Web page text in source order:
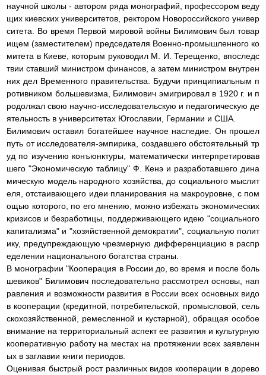
научной школы - автором ряда монографий, профессором веду
щих киевских университетов, ректором Новороссийского универ
ситета. Во время Первой мировой войны Билимович был товар
ищем (заместителем) председателя Военно-промышленного ко
митета в Киеве, которым руководил М. И. Терещенко, впоследс
твии ставший министром финансов, а затем министром внутрен
них дел Временного правительства. Будучи принципиальным п
ротивником большевизма, Билимович эмигрировал в 1920 г. и п
родолжал свою научно-исследовательскую и педагогическую де
ятельность в университетах Югославии, Германии и США.
Билимович оставил богатейшее научное наследие. Он прошел
путь от исследователя-эмпирика, создавшего обстоятельный тр
уд по изучению конъюнктуры, математически интерпретировав
шего "Экономическую таблицу" Ф. Кенэ и разработавшего дина
мическую модель народного хозяйства, до социального мыслит
еля, отстаивающего идеи планирования на макроуровне, с пом
ощью которого, по его мнению, можно избежать экономических
кризисов и безработицы, поддерживающего идею "социального
капитализма" и "хозяйственной демократии", социальную полит
ику, предупреждающую чрезмерную дифференциацию в распр
еделении национального богатства страны.
В монографии "Кооперация в России до, во время и после боль
шевиков" Билимович последовательно рассмотрел основы, нап
равления и возможности развития в России всех основных видо
в кооперации (кредитной, потребительской, промысловой, сель
скохозяйственной, ремесленной и кустарной), обращая особое
внимание на территориальный аспект ее развития и культурную
кооперативную работу на местах на протяжении всех заявленн
ых в заглавии книги периодов.
Оценивая быстрый рост различных видов кооперации в дорево